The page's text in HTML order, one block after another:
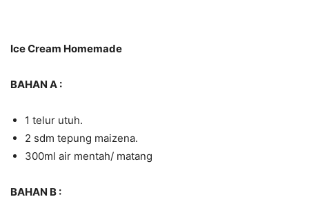
Ice Cream Homemade
BAHAN A :
1 telur utuh.
2 sdm tepung maizena.
300ml air mentah/ matang
BAHAN B :